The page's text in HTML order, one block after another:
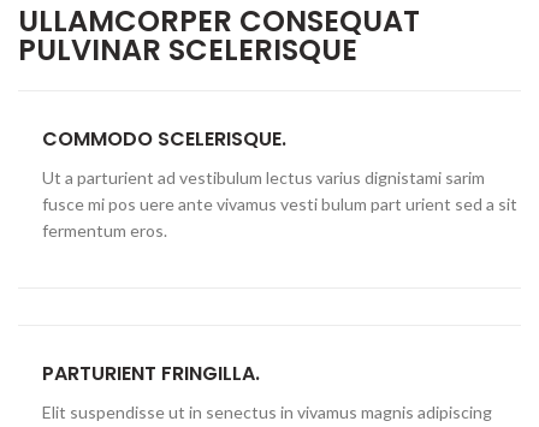
ULLAMCORPER CONSEQUAT
PULVINAR SCELERISQUE
COMMODO SCELERISQUE.
Ut a parturient ad vestibulum lectus varius dignistami sarim
fusce mi pos uere ante vivamus vesti bulum part urient sed a sit
fermentum eros.
PARTURIENT FRINGILLA.
Elit suspendisse ut in senectus in vivamus magnis adipiscing